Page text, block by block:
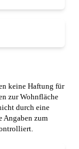
keine Haftung für
zur Wohnfläche
durch eine
Angaben zum